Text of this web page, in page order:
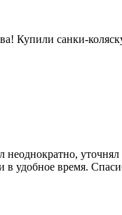
Купили санки-
в удобное время.